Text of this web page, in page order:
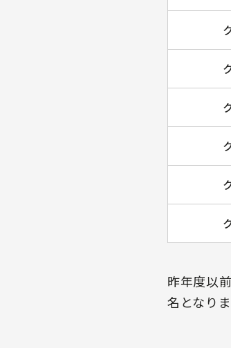
昨年度以
名となりま